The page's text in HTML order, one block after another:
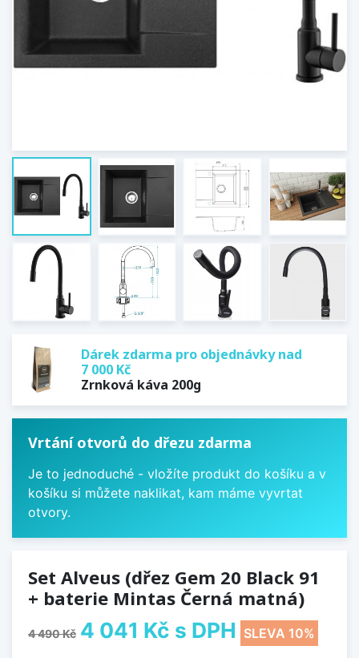
Dárek zdarma pro objednávky nad
7 000 Kč
Zrnková káva 200g
Vrtání otvorů do dřezu zdarma
Je to jednoduché - vložíte produkt do košíku a v
košíku si můžete naklikat, kam máme vyvrtat
otvory.
Set Alveus (dřez Gem 20 Black 91
+ baterie Mintas Černá matná)
4 490 Kč 4 041 Kč s DPH SLEVA 10%